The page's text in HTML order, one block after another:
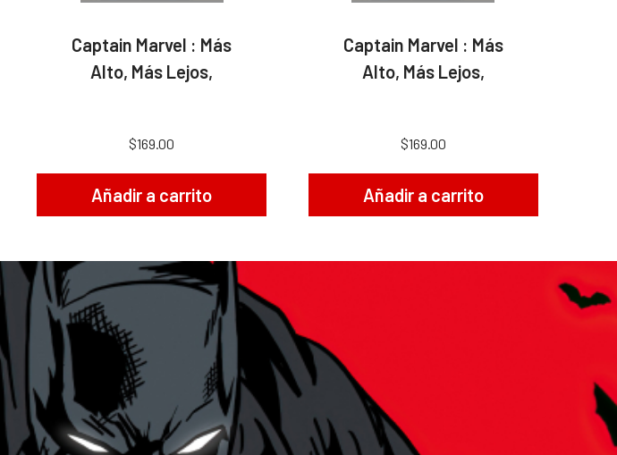
Captain Marvel : Más
Alto, Más Lejos,
$169.00
Añadir a carrito
Captain Marvel : Más
Alto, Más Lejos,
$169.00
Añadir a carrito